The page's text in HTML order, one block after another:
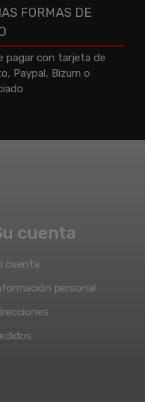
FORMAS DE
pagar con tarjeta de
Paypal, Bizum o
cuenta
cuenta
personal